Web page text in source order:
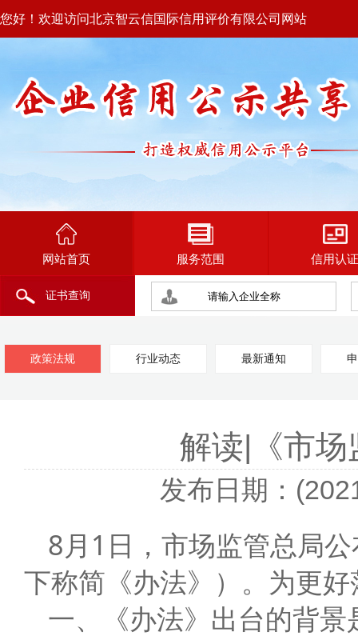
您好！欢迎访问北京智云信国际信用评价有限公司网站
网站首页 服务范围 信用认证
证书查询
政策法规 行业动态 最新通知
解读|《市
发布日期：
8月1日，市场监管总局
下称简《办法》）。为更
一、《办法》出台的背景